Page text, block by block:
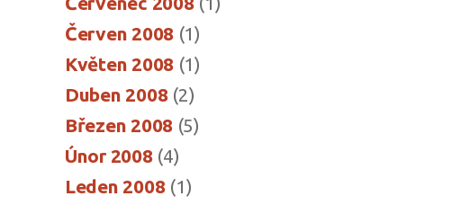
Červen 2008 (1)
Květen 2008 (1)
Duben 2008(2)
Březen 2008 (5)
Únor 2008(4)
Leden 2008(1)